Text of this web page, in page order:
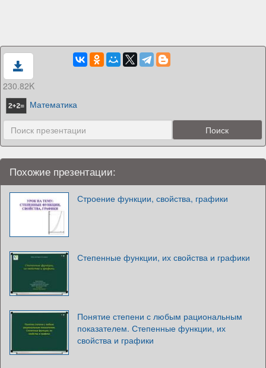
230.82K
Математика
Похожие презентации:
Строение функции, свойства, графики
Степенные функции, их свойства и графики
Понятие степени с любым рациональным
показателем. Степенные функции, их
свойства и графики